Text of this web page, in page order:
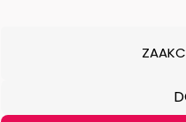
341,16 zł
DO KOSZYKA